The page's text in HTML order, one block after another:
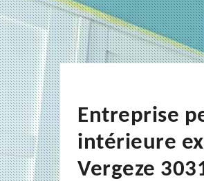
Entreprise
intérieure
Vergeze